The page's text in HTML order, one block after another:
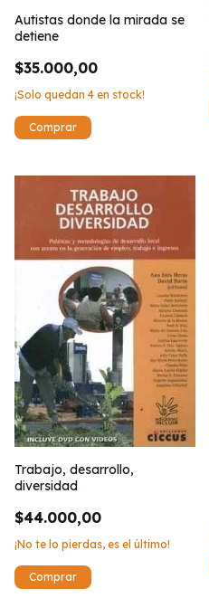
Autistas donde la mirada se
detiene
$35.000,00
¡Solo quedan 4 en stock!
Trabajo, desarrollo,
diversidad
$44.000,00
¡No te lo pierdas, es el último!